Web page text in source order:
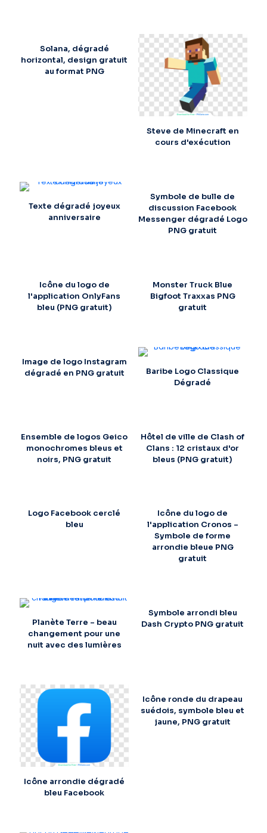
Solana, dégradé
horizontal, design gratuit
au format PNG
Steve de Minecraft en
cours d'exécution
Texte dégradé joyeux
anniversaire
Symbole de bulle de
discussion Facebook
Messenger dégradé Logo
PNG gratuit
Icône du logo de
l'application OnlyFans
bleu (PNG gratuit)
Monster Truck Blue
Bigfoot Traxxas PNG
gratuit
Image de logo Instagram
dégradé en PNG gratuit
Baribe Logo Classique
Dégradé
Ensemble de logos Geico
monochromes bleus et
noirs, PNG gratuit
Hôtel de ville de Clash of
Clans : 12 cristaux d'or
bleus (PNG gratuit)
Logo Facebook cerclé
bleu
Icône du logo de
l'application Cronos –
Symbole de forme
arrondie bleue PNG
gratuit
Planète Terre – beau
changement pour une
nuit avec des lumières
Symbole arrondi bleu
Dash Crypto PNG gratuit
Icône arrondie dégradé
bleu Facebook
Icône ronde du drapeau
suédois, symbole bleu et
jaune, PNG gratuit